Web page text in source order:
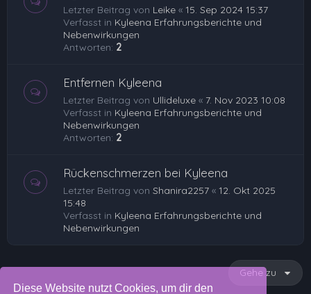
Diese Website nutzt Cookies, um dir den
Letzter Beitrag von Leike « 15. Sep 2024 15:37
Verfasst in Kyleena Erfahrungsberichte und
Nebenwirkungen
Antworten: 2
Entfernen Kyleena
Letzter Beitrag von Ullideluxe « 7. Nov 2023 10:08
Verfasst in Kyleena Erfahrungsberichte und
Nebenwirkungen
Antworten: 2
Rückenschmerzen bei Kyleena
Letzter Beitrag von Shanira2257 « 12. Okt 2025
15:48
Verfasst in Kyleena Erfahrungsberichte und
Nebenwirkungen
Gehe zu